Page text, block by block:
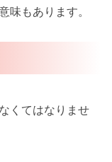
味もあります。
くてはなりませ